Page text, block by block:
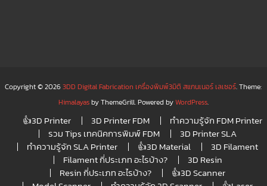
Copyright © 20263DD Digital Fabrication เครื่องพิมพ์3มิติ สแกนเนอร์ เลเซอร์. Theme:
Himalayasby ThemeGrill. Powered byWordPress.
👍3D Printer 3D Printer FDM
ทำความรู้จัก FDM Printer
รวม Tips เทคนิคการพิมพ์ FDM
3D Printer SLA
ทำความรู้จัก SLA Printer
👍3D Material
3D Filament
Filament กี่ประเภท อะไรบ้าง?
3D Resin
Resin กี่ประเภท อะไรบ้าง?
👍3D Scanner